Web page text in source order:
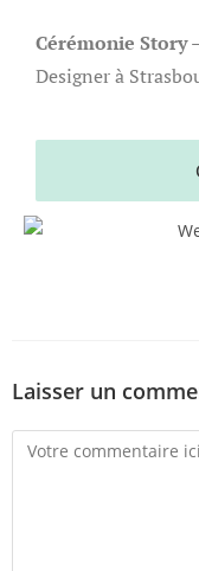
Cérémonie Story
Designer à
Laisser un